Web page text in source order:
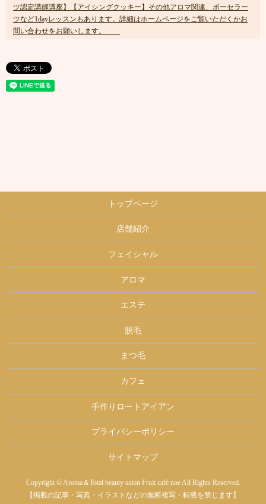
ツ認定講師講座】【アイシングクッキー】その他アロマ関連、ポーセラー
ツなど1dayレッスンもあります。詳細はホームページをご覧いただくかお
問い合わせをお願いします。
トップページ
店舗紹介
フェイシャル
アロマ
エステ
脱毛
まつ毛
カフェ
手作りロートアイアン
プライバシーポリシー
サイトマップ
Copyright © Aroma＆Total beauty salon Fruit café noe All Rights Reserved.
【掲載の記事・写真・イラストなどの無断複写・転載を禁じます】